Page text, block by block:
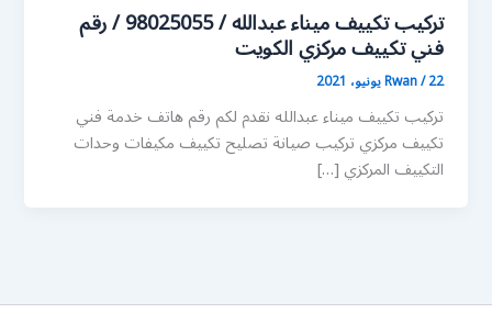
تركيب تكييف ميناء عبدالله / 98025055 / رقم
فني تكييف مركزي الكويت
Rwan/22 يونيو، 2021
تركيب تكييف ميناء عبدالله نقدم لكم رقم هاتف خدمة فني
تكييف مركزي تركيب صيانة تصليح تكييف مكيفات وحدات
التكييف المركزي […]